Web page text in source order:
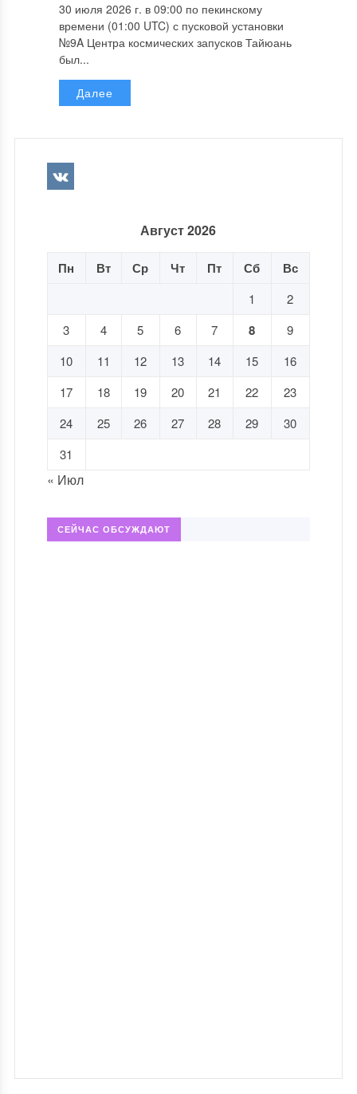
30 июля 2026 г. в 09:00 по пекинскому
времени (01:00 UTC) с пусковой установки
№9A Центра космических запусков Тайюань
был...
Далее
Август 2026
Пн Вт Ср Чт Пт Сб Вс
1
2
3
4 5 6 7 8
9
10
11 12 13 14 15
16
17
18 19 20 21 22
23
24
25 26 27 28 29
30
31
« Июл
СЕЙЧАС ОБСУЖДАЮТ